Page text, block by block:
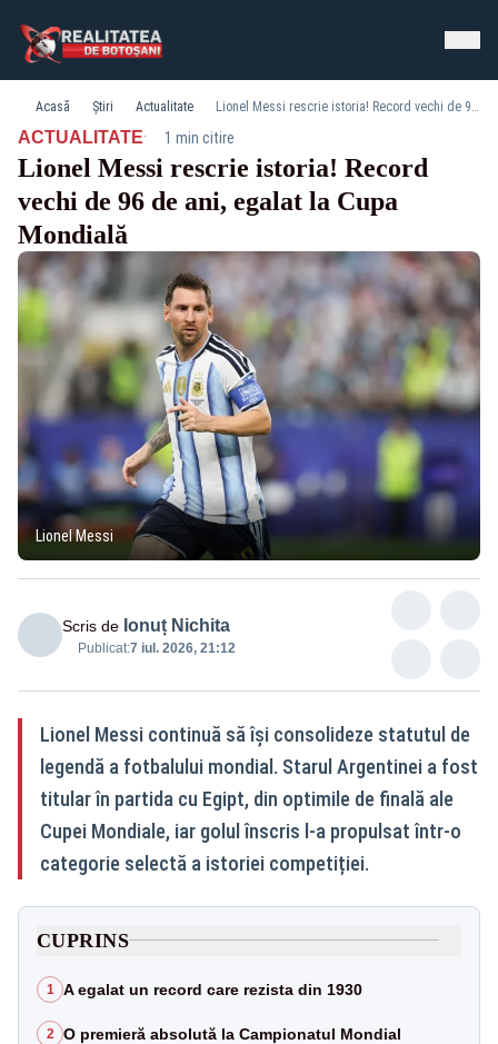
Acasă Știri Actualitate Lionel Messi rescrie istoria! Record vechi de 96 de ani, egalat la Cupa Mondială
ACTUALITATE· 1 min citire
Lionel Messi rescrie istoria! Record
vechi de 96 de ani, egalat la Cupa
Mondială
Lionel Messi
Scris de Ionuț Nichita
Publicat:7 iul. 2026, 21:12
Lionel Messi continuă să își consolideze statutul de
legendă a fotbalului mondial. Starul Argentinei a fost
titular în partida cu Egipt, din optimile de finală ale
Cupei Mondiale, iar golul înscris l-a propulsat într-o
categorie selectă a istoriei competiției.
CUPRINS
1 A egalat un record care rezista din 1930
2 O premieră absolută la Campionatul Mondial